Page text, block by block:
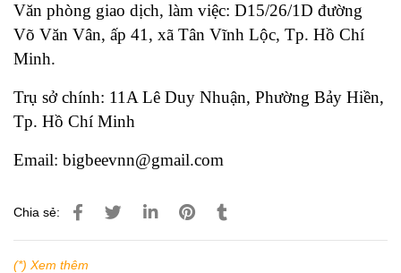
Văn phòng giao dịch, làm việc: D15/26/1D đường
Võ Văn Vân, ấp 41, xã Tân Vĩnh Lộc, Tp. Hồ Chí
Minh.
Trụ sở chính: 11A Lê Duy Nhuận, Phường Bảy Hiền,
Tp. Hồ Chí Minh
Email: bigbeevnn@gmail.com
Chia sẻ:
(*) Xem thêm